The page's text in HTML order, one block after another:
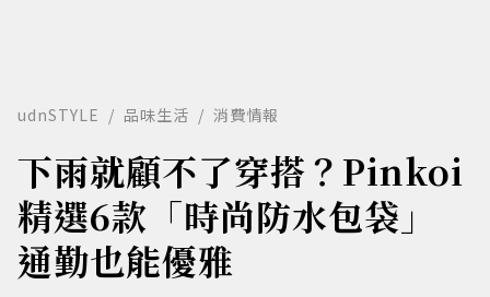
udnSTYLE 品味生活 消費情報
下雨就顧不了穿搭？Pinkoi
精選6款「時尚防水包袋」
通勤也能優雅